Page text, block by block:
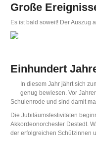
Große
Es ist bald soweit! Der Auszug
Einhundert
In diesem Jahr jährt sich
genug bewiesen. Vor
Schulenrode und sind damit
Die Jubiläumsfestivitäten
Akkordeonorchester Destedt.
der erfolgreichen Schützinnen